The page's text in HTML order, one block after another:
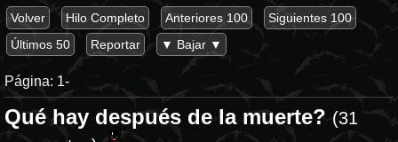
Volver Hilo Completo Anteriores 100
Siguientes 100
Últimos 50
Reportar ▼ Bajar ▼
Página: 1-
Qué hay después de la muerte?(31